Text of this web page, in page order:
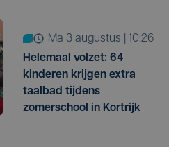
ma 3 augustus | 10:26
Helemaal volzet: 64
kinderen krijgen extra
taalbad tijdens
zomerschool in Kortrijk